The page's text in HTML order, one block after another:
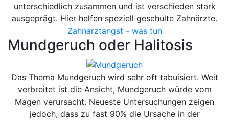
unterschiedlich zusammen und ist verschieden stark
ausgeprägt. Hier helfen speziell geschulte Zahnärzte.
Zahnarztangst - was tun
Mundgeruch oder Halitosis
Das Thema Mundgeruch wird sehr oft tabuisiert. Weit
verbreitet ist die Ansicht, Mundgeruch würde vom
Magen verursacht. Neueste Untersuchungen zeigen
jedoch, dass zu fast 90% die Ursache in der